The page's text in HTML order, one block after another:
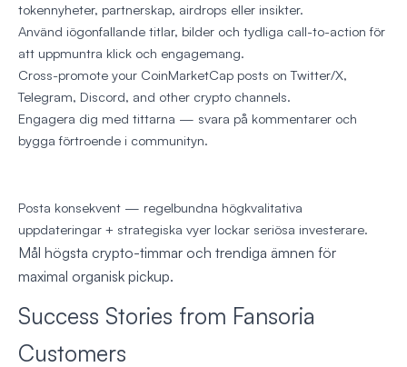
tokennyheter, partnerskap, airdrops eller insikter.
Använd iögonfallande titlar, bilder och tydliga call-to-action för
att uppmuntra klick och engagemang.
Cross-promote your CoinMarketCap posts on Twitter/X,
Telegram, Discord, and other crypto channels.
Engagera dig med tittarna — svara på kommentarer och
bygga förtroende i communityn.
Posta konsekvent — regelbundna högkvalitativa
uppdateringar + strategiska vyer lockar seriösa investerare.
Mål högsta crypto-timmar och trendiga ämnen för
maximal organisk pickup.
Success Stories from Fansoria
Customers